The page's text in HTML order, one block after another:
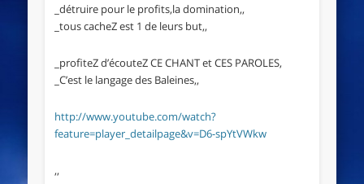
_détruire pour le profits,la domination,,
_tous cacheZ est 1 de leurs but,,
_profiteZ d’écouteZ CE CHANT et CES PAROLES,
_C’est le langage des Baleines,,
http://www.youtube.com/watch?
feature=player_detailpage&v=D6-spYtVWkw
,,